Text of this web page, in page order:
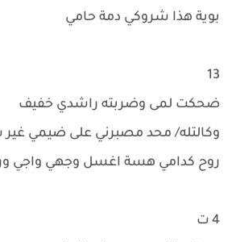
بوية هذا شروكي دمة حامي
13
ضحكت لمى وضربته راشدي خفيف
وكالتله/ محد مصبرني على ضيمي
روح كدامي هسة اغسل وجهي واجي
4 ت